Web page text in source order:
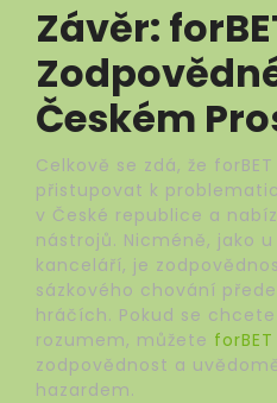
Závěr:
Českém
Celkově se zdá, že
přistupovat k
v České republice a
nástrojů. Nicméně, jako
kanceláří, je
sázkového chování
hráčích. Pokud se
rozumem, můžete
zodpovědnost a
hazardem.